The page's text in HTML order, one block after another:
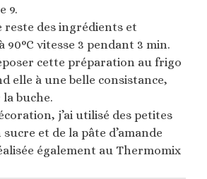
9.
reste des ingrédients et
90°C vitesse 3 pendant 3 min.
cette préparation au frigo
elle à une belle consistance,
buche.
j’ai utilisé des petites
et de la pâte d’amande
également au Thermomix